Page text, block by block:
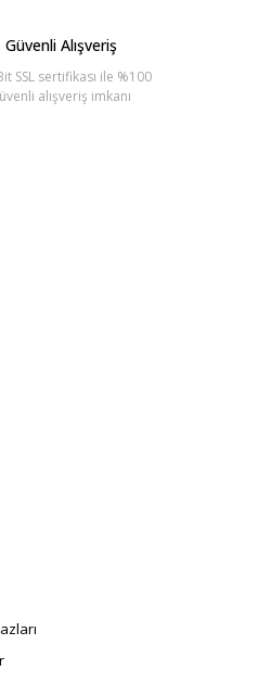
Güvenli Alışveriş
SSL sertifikası ile %100
alışveriş imkanı